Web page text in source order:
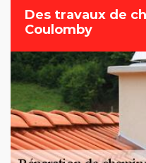
Des travaux de
Coulomby